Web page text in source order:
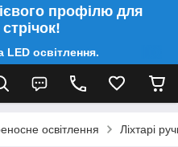
профілю для
LED освітлення.
освітлення Ліхтарі